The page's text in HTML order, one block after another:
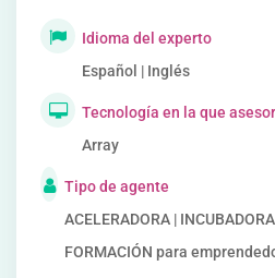
Idioma del experto
Español | Inglés
Tecnología en la que
Array
Tipo de agente
ACELERADORA |
FORMACIÓN para